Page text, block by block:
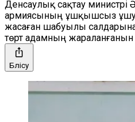
Денсаулық сақтау
армиясының ұшқышсыз ұшу
жасаған шабуылы
төрт адамның жараланғанын
Бөлісу